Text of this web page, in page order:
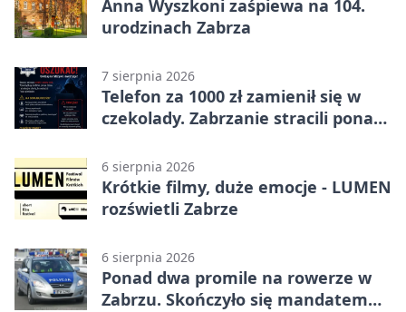
Anna Wyszkoni zaśpiewa na 104.
urodzinach Zabrza
7 sierpnia 2026
Telefon za 1000 zł zamienił się w
czekolady. Zabrzanie stracili ponad
6 sierpnia 2026
Krótkie filmy, duże emocje - LUMEN
rozświetli Zabrze
6 sierpnia 2026
Ponad dwa promile na rowerze w
Zabrzu. Skończyło się mandatem